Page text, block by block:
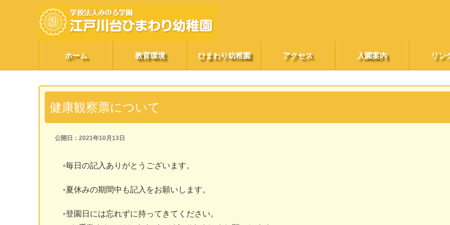
ホーム 教育環境 ひまわり幼稚園 アクセス 入園案内 リン
健康観察票について
公開日：2021年10月13日
◦毎日の記入ありがとうございます。
◦夏休みの期間中も記入をお願いします。
◦登園日には忘れずに持ってきてください。